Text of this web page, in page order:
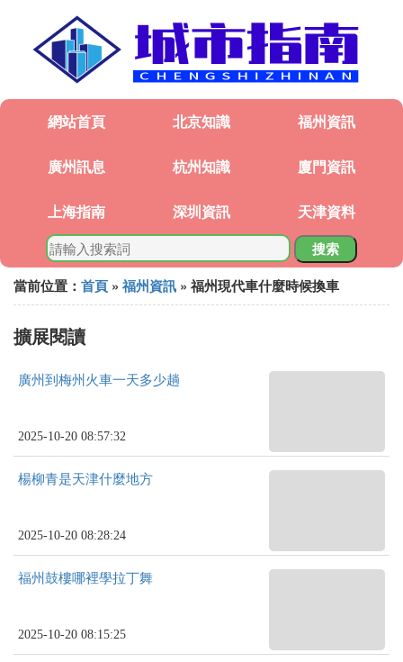
網站首頁 北京知識 福州資訊
廣州訊息 杭州知識 廈門資訊
上海指南 深圳資訊 天津資料
搜索
當前位置： 首頁 » 福州資訊 » 福州現代車什麼時候換車
擴展閱讀
廣州到梅州火車一天多少趟
2025-10-20 08:57:32
楊柳青是天津什麼地方
2025-10-20 08:28:24
福州鼓樓哪裡學拉丁舞
2025-10-20 08:15:25